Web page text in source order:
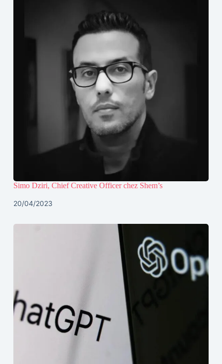
Simo Dziri, Chief Creative Officer chez Shem’s
20/04/2023